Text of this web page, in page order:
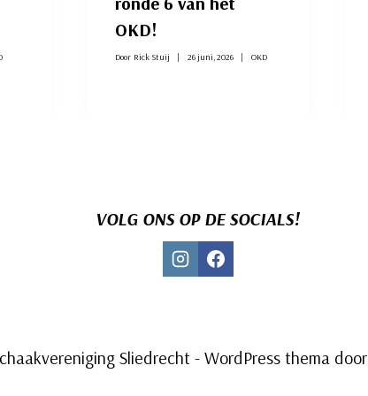
OKD!
Door Rick Stuij 26 juni, 2026 OKD
VOLG ONS OP DE SOCIALS!
Sliedrecht - WordPress thema door